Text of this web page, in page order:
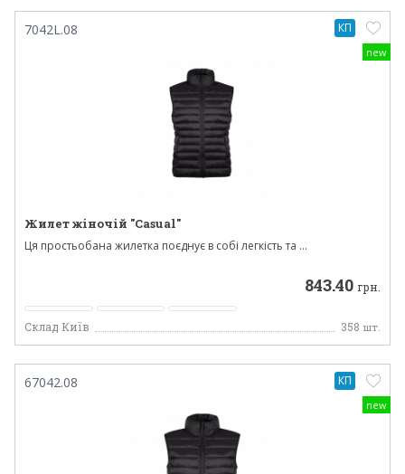
new
7042L.08
Жилет жіночій "Casual"
Ця простьобана жилетка поєднує в собі легкість та ...
843.40 грн.
Склад Київ 358 шт.
КП
new
67042.08 КП